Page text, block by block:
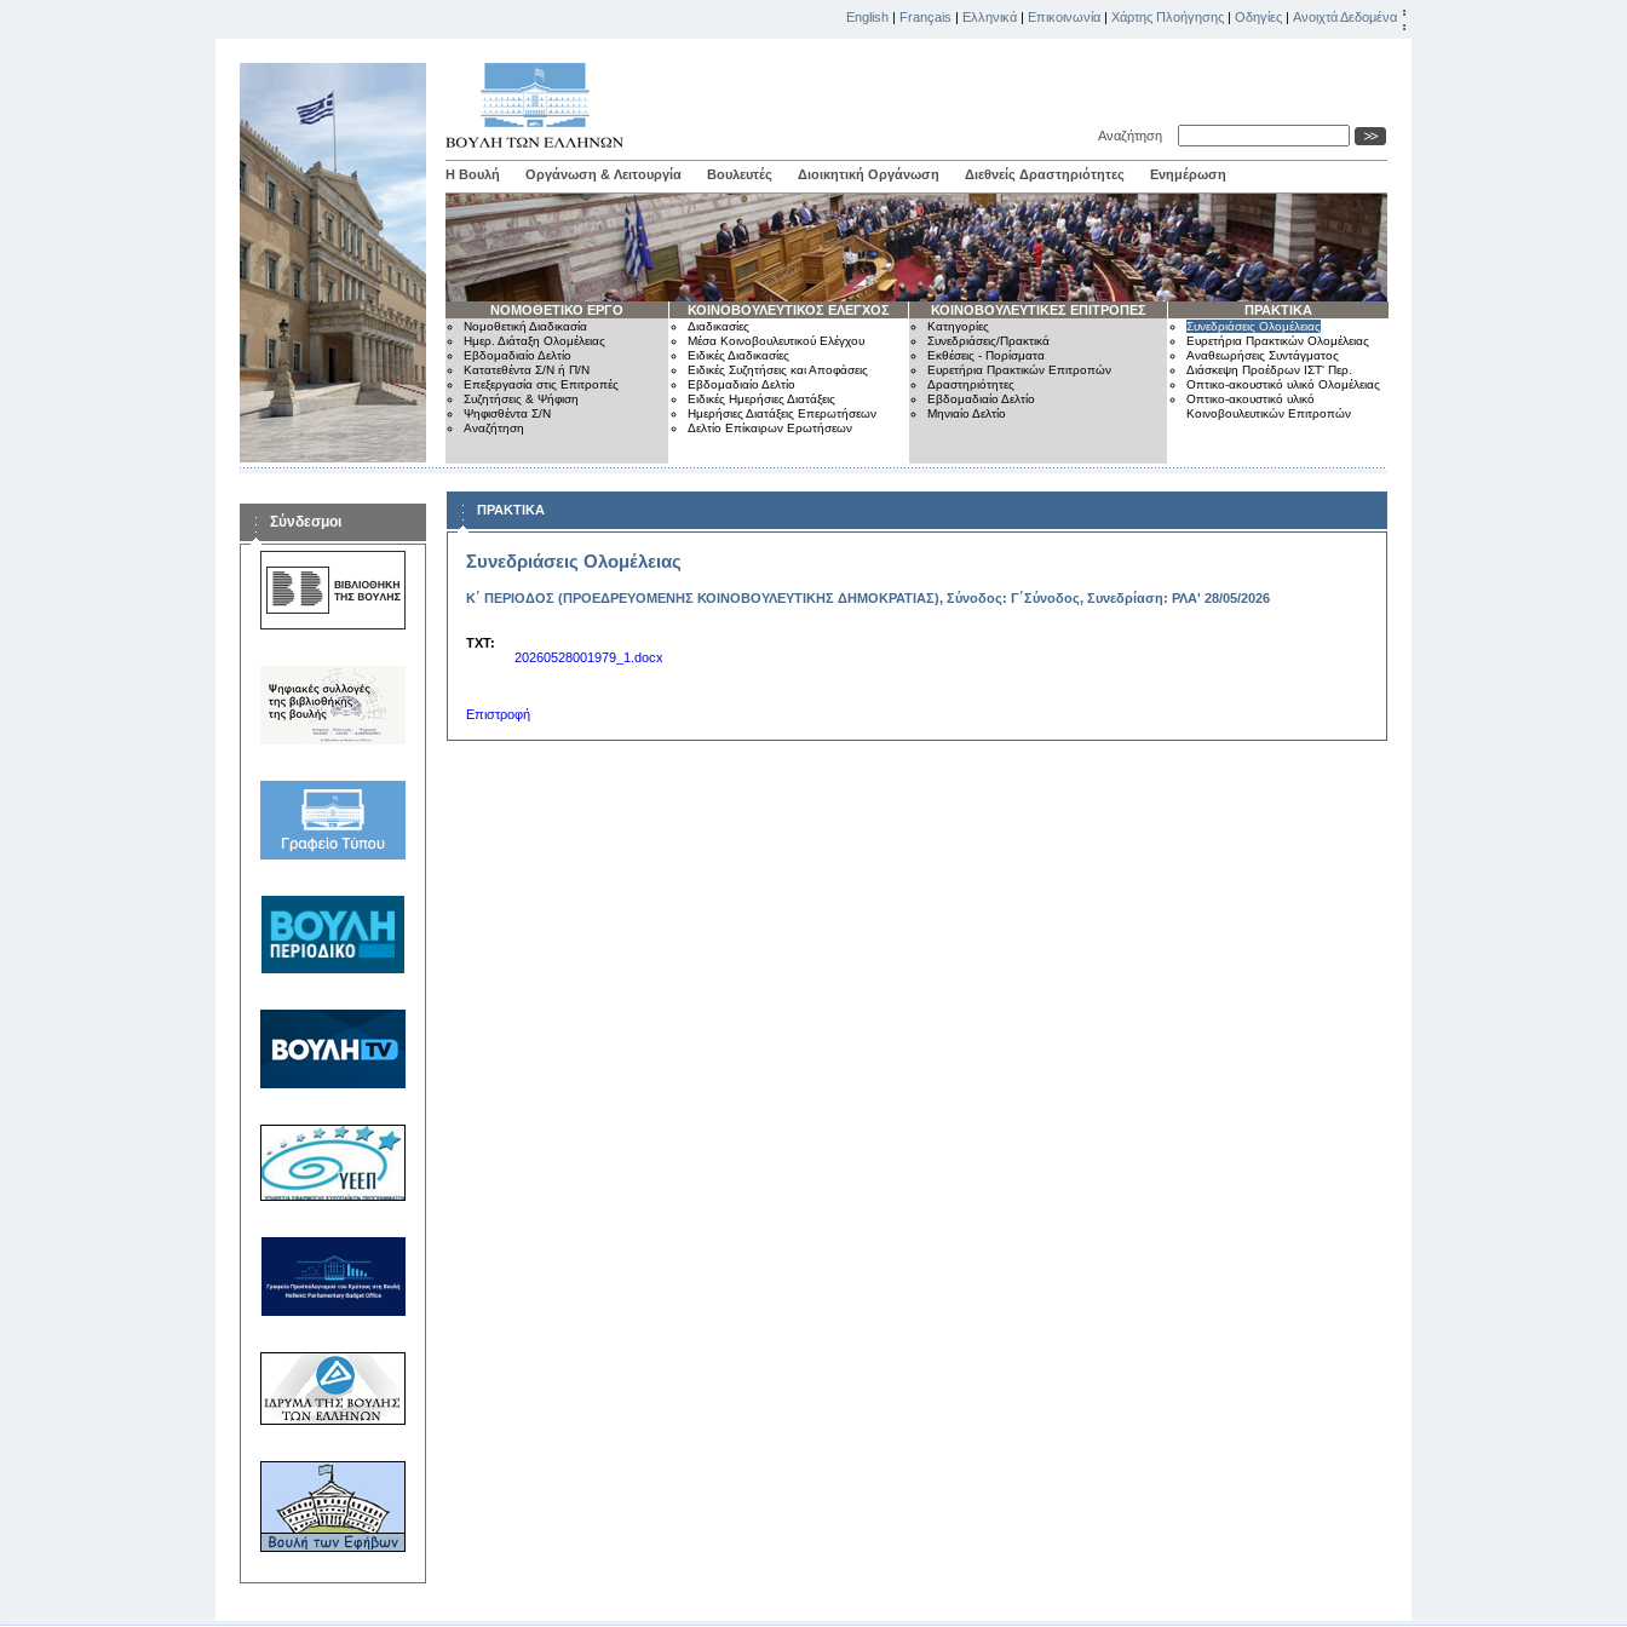
English | Français | Ελληνικά | Επικοινωνία | Χάρτης Πλοήγησης | Οδηγίες | Ανοιχτά Δεδομένα
Αναζήτηση
Η Βουλή Οργάνωση & Λειτουργία Βουλευτές Διοικητική Οργάνωση Διεθνείς Δραστηριότητες Ενημέρωση
ΝΟΜΟΘΕΤΙΚΟ ΕΡΓΟ
Νομοθετική Διαδικασία
Ημερ. Διάταξη Ολομέλειας
Εβδομαδιαίο Δελτίο
Κατατεθέντα Σ/Ν ή Π/Ν
Επεξεργασία στις Επιτροπές
Συζητήσεις & Ψήφιση
Ψηφισθέντα Σ/Ν
Αναζήτηση
ΚΟΙΝΟΒΟΥΛΕΥΤΙΚΟΣ ΕΛΕΓΧΟΣ
Διαδικασίες
Μέσα Κοινοβουλευτικού Ελέγχου
Ειδικές Διαδικασίες
Ειδικές Συζητήσεις και Αποφάσεις
Εβδομαδιαίο Δελτίο
Ειδικές Ημερήσιες Διατάξεις
Ημερήσιες Διατάξεις Επερωτήσεων
Δελτίο Επίκαιρων Ερωτήσεων
ΚΟΙΝΟΒΟΥΛΕΥΤΙΚΕΣ ΕΠΙΤΡΟΠΕΣ
Κατηγορίες
Συνεδριάσεις/Πρακτικά
Εκθέσεις - Πορίσματα
Ευρετήρια Πρακτικών Επιτροπών
Δραστηριότητες
Εβδομαδιαίο Δελτίο
Μηνιαίο Δελτίο
ΠΡΑΚΤΙΚΑ
Συνεδριάσεις Ολομέλειας
Ευρετήρια Πρακτικών Ολομέλειας
Αναθεωρήσεις Συντάγματος
Διάσκεψη Προέδρων ΙΣΤ' Περ.
Οπτικο-ακουστικό υλικό Ολομέλειας
Οπτικο-ακουστικό υλικό
Κοινοβουλευτικών Επιτροπών
Σύνδεσμοι
ΠΡΑΚΤΙΚΑ
Συνεδριάσεις Ολομέλειας
Κ΄ ΠΕΡΙΟΔΟΣ (ΠΡΟΕΔΡΕΥΟΜΕΝΗΣ ΚΟΙΝΟΒΟΥΛΕΥΤΙΚΗΣ ΔΗΜΟΚΡΑΤΙΑΣ), Σύνοδος: Γ΄Σύνοδος, Συνεδρίαση: ΡΛΑ' 28/05/2026
TXT:
20260528001979_1.docx
Επιστροφή